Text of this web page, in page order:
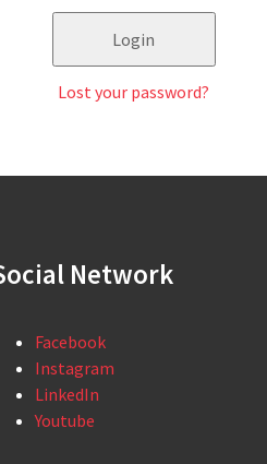
Lost your password?
Network
Facebook
Instagram
LinkedIn
Youtube